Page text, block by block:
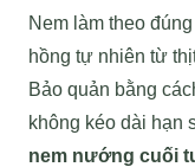
Nem làm theo
hồng tự nhiên từ
Bảo quản bằng
không kéo dài hạn
nem nướng cuối